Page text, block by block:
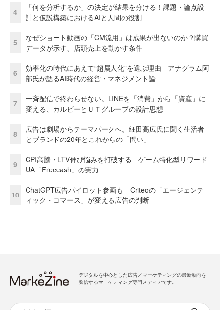
4
「何を分析するか」の決定が結果を分ける！課題・論点設
計と仮説構築におけるAIと人間の役割
5
なぜショート動画の「CM流用」は成果が出ないのか？購買
データが示す、店頭売上を動かす条件
6
効率化の時代にあえて“超属人化”を選ぶ理由 アナグラム阿
部氏が語るAI時代の経営・マネジメント論
7
一斉配信で終わらせない。LINEを「消費」から「資産」に
変える、カルビーとＵＴグループの設計思想
8
広告は劇場からテーマパークへ。細田高広氏に聞く生活者
とブランドの20年とこれからの「問い」
9
CPI高騰・LTV伸び悩みを打破する ゲーム特化型リワード
UA「Freecash」の実力
10
ChatGPT広告パイロット参画も Criteoの「エージェンテ
ィック・コマース」が変える広告の判断
デジタルを中心とした広告／マーケティングの最新動向を
発信するマーケティング専門メディアです。